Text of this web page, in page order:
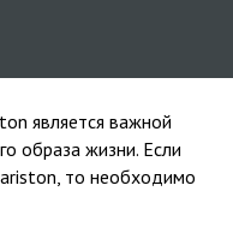
является важной
образа жизни. Если
то необходимо